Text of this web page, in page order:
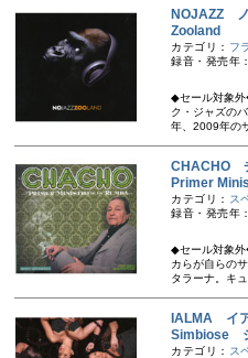
NOJAZZ
Zooland
カテゴリ： フ
録音・発売年
◆セール対象外
ク・ジャズの
年、2009年の
CHACHO
Primer
カテゴリ： ス
録音・発売年
◆セール対象外
カらが自らの
タラーナ。キ
IALMA イ
Simbiose
カテゴリ： ス